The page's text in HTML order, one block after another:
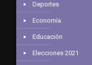
Deportes
Economía
Educación
Elecciones 2021